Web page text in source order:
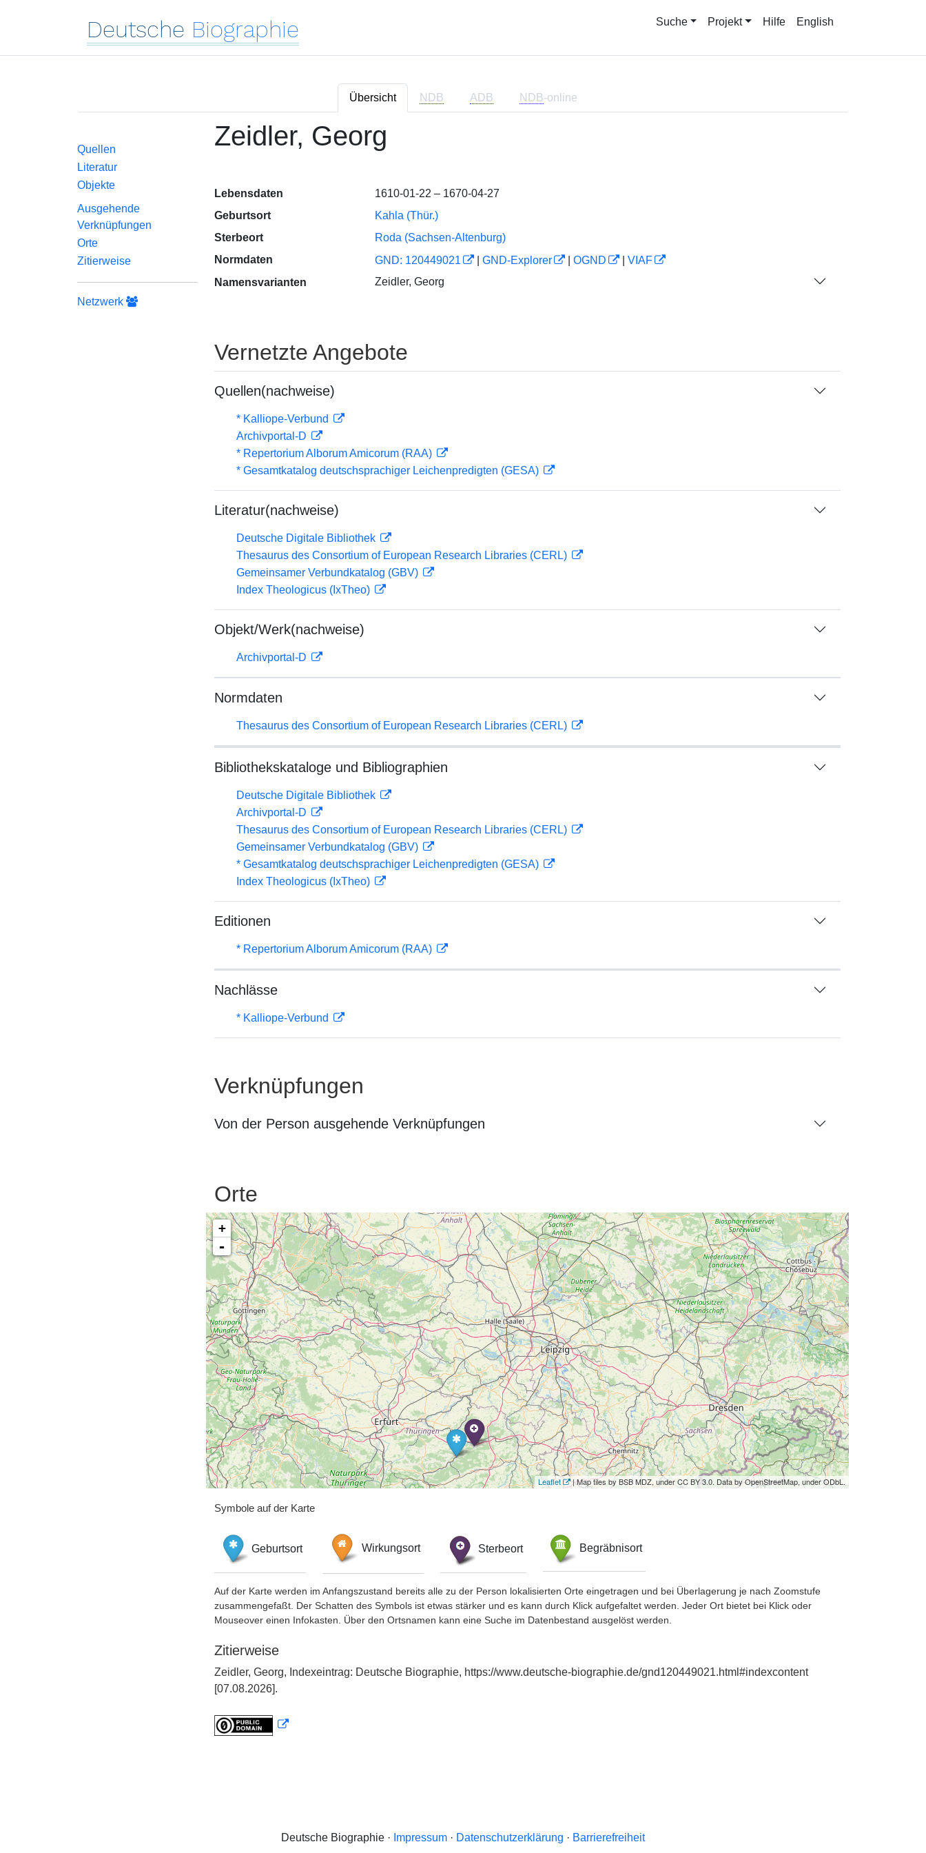
Deutsche Biographie Suche Projekt Hilfe English
Übersicht NDB ADB NDB-online
Quellen
Literatur
Objekte
Ausgehende
Verknüpfungen
Orte
Zitierweise
Netzwerk
Zeidler, Georg
Lebensdaten
1610-01-22 – 1670-04-27
Geburtsort
Kahla (Thür.)
Sterbeort
Roda (Sachsen-Altenburg)
Normdaten
GND: 120449021 GND-Explorer OGND
VIAF
Namensvarianten
Zeidler, Georg
Vernetzte Angebote
Quellen(nachweise)
* Kalliope-Verbund
Archivportal-D
* Repertorium Alborum Amicorum (RAA)
* Gesamtkatalog deutschsprachiger Leichenpredigten (GESA)
Literatur(nachweise)
Deutsche Digitale Bibliothek
Thesaurus des Consortium of European Research Libraries (CERL)
Gemeinsamer Verbundkatalog (GBV)
Index Theologicus (IxTheo)
Objekt/Werk(nachweise)
Archivportal-D
Normdaten
Thesaurus des Consortium of European Research Libraries (CERL)
Bibliothekskataloge und Bibliographien
Deutsche Digitale Bibliothek
Archivportal-D
Thesaurus des Consortium of European Research Libraries (CERL)
Gemeinsamer Verbundkatalog (GBV)
* Gesamtkatalog deutschsprachiger Leichenpredigten (GESA)
Index Theologicus (IxTheo)
Editionen
* Repertorium Alborum Amicorum (RAA)
Nachlässe
* Kalliope-Verbund
Verknüpfungen
Von der Person ausgehende Verknüpfungen
Orte
+
-
Leaflet | Map tiles by BSB MDZ, under CC BY 3.0. Data by OpenStreetMap, under ODbL.
Symbole auf der Karte
Geburtsort Wirkungsort Sterbeort Begräbnisort
Auf der Karte werden im Anfangszustand bereits alle zu der Person lokalisierten Orte eingetragen und bei Überlagerung je nach Zoomstufe
zusammengefaßt. Der Schatten des Symbols ist etwas stärker und es kann durch Klick aufgefaltet werden. Jeder Ort bietet bei Klick oder
Mouseover einen Infokasten. Über den Ortsnamen kann eine Suche im Datenbestand ausgelöst werden.
Zitierweise
Zeidler, Georg, Indexeintrag: Deutsche Biographie, https://www.deutsche-biographie.de/gnd120449021.html#indexcontent
[07.08.2026].
Deutsche Biographie · Impressum · Datenschutzerklärung · Barrierefreiheit